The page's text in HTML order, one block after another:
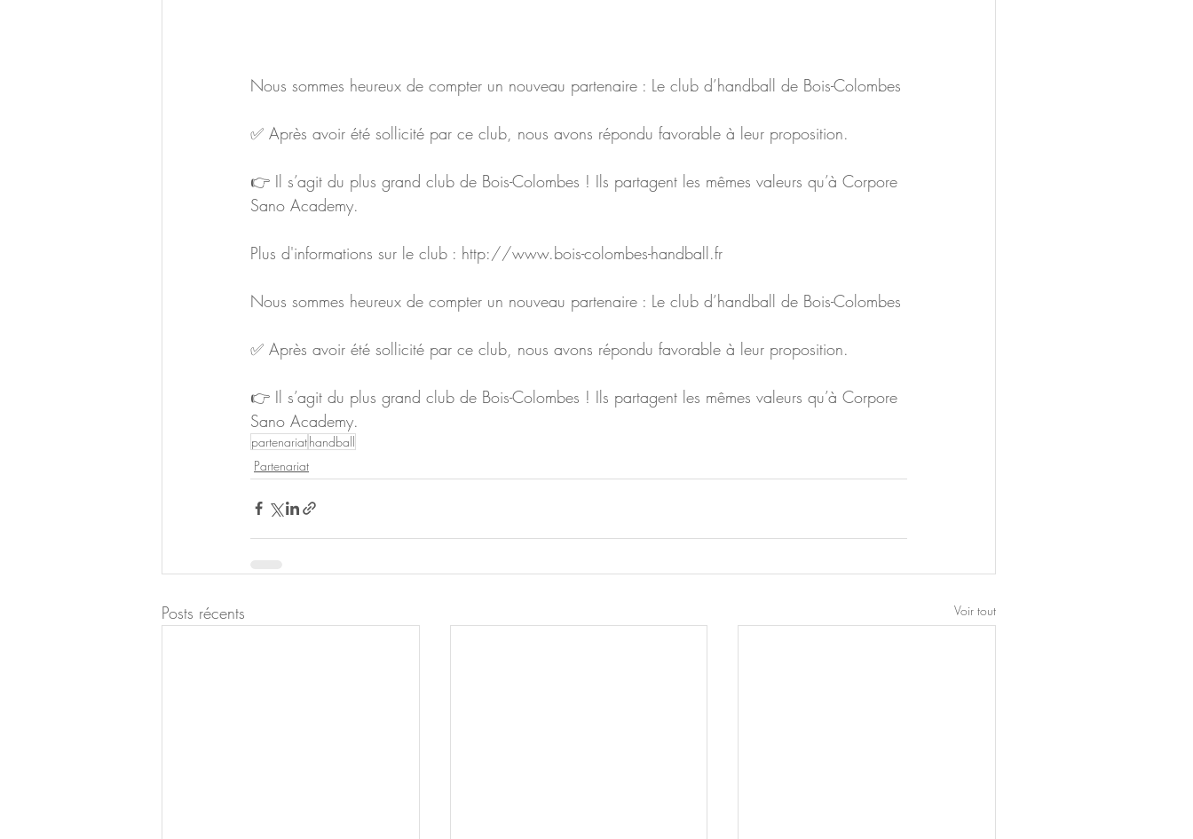
Nous sommes heureux de compter un nouveau partenaire : Le club d’handball de Bois-Colombes
✅ Après avoir été sollicité par ce club, nous avons répondu favorable à leur proposition.
👉 Il s’agit du plus grand club de Bois-Colombes ! Ils partagent les mêmes valeurs qu’à Corpore
Sano Academy.
Plus d'informations sur le club : http://www.bois-colombes-handball.fr
Nous sommes heureux de compter un nouveau partenaire : Le club d’handball de Bois-Colombes
✅ Après avoir été sollicité par ce club, nous avons répondu favorable à leur proposition.
👉 Il s’agit du plus grand club de Bois-Colombes ! Ils partagent les mêmes valeurs qu’à Corpore
Sano Academy.
partenariathandball
Partenariat
Posts récents Voir tout